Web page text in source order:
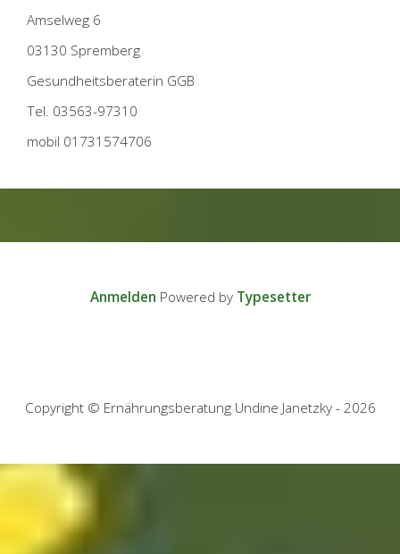
Amselweg 6
03130 Spremberg
Gesundheitsberaterin GGB
Tel. 03563-97310
mobil 01731574706
Anmelden Powered by Typesetter
Copyright © Ernährungsberatung Undine Janetzky - 2026